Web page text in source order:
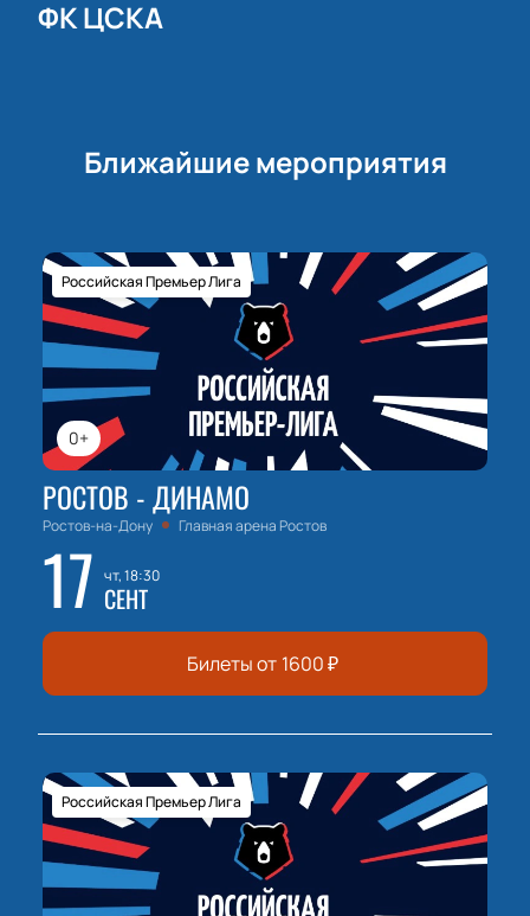
ФК ЦСКА
Ближайшие мероприятия
0+
Российская Премьер Лига
РОСТОВ - ДИНАМО
Ростов-на-Дону Главная арена Ростов
17 чт, 18:30
СЕНТ
Билеты от 1600₽
Российская Премьер Лига